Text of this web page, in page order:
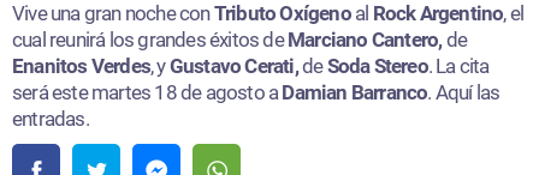
Vive una gran noche conTributo Oxígenoal Rock Argentino, el
cual reunirá los grandes éxitos deMarciano Cantero,de
Enanitos Verdes, yGustavo Cerati,deSoda Stereo. La cita
será este martes 18 de agosto aDamian Barranco. Aquí las
entradas.​